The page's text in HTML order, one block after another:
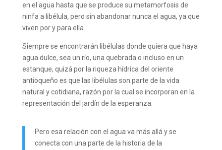
en el agua hasta que se produce su metamorfosis de
ninfa a libélula, pero sin abandonar nunca el agua, ya que
viven por y para ella.
Siempre se encontrarán libélulas donde quiera que haya
agua dulce, sea un río, una quebrada o incluso en un
estanque, quizá por la riqueza hídrica del oriente
antioqueño es que las libélulas son parte de la vida
natural y cotidiana, razón por la cual se incorporan en la
representación del jardín de la esperanza.
Pero esa relación con el agua va más allá y se
conecta con una parte de la historia de la